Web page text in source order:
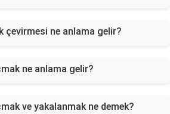
çevirmesi ne anlama gelir?
ne anlama gelir?
ve yakalanmak ne demek?